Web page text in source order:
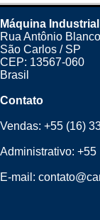
Máquina Industrial
Rua Antônio
São Carlos / SP
CEP: 13567-060
Brasil
Contato
Vendas:+55 (16)
Administrativo:+55
E-mail: